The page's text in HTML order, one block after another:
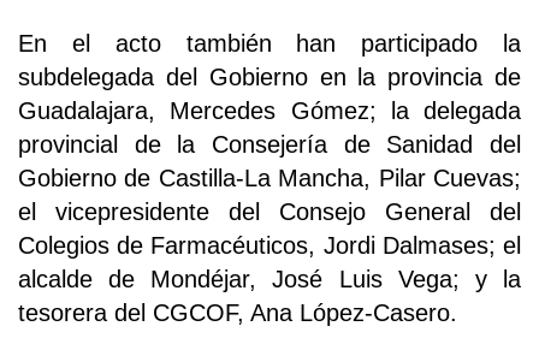
En el acto también han participado la
subdelegada del Gobierno en la provincia de
Guadalajara, Mercedes Gómez; la delegada
provincial de la Consejería de Sanidad del
Gobierno de Castilla-La Mancha, Pilar Cuevas;
el vicepresidente del Consejo General del
Colegios de Farmacéuticos, Jordi Dalmases; el
alcalde de Mondéjar, José Luis Vega; y la
tesorera del CGCOF, Ana López-Casero.